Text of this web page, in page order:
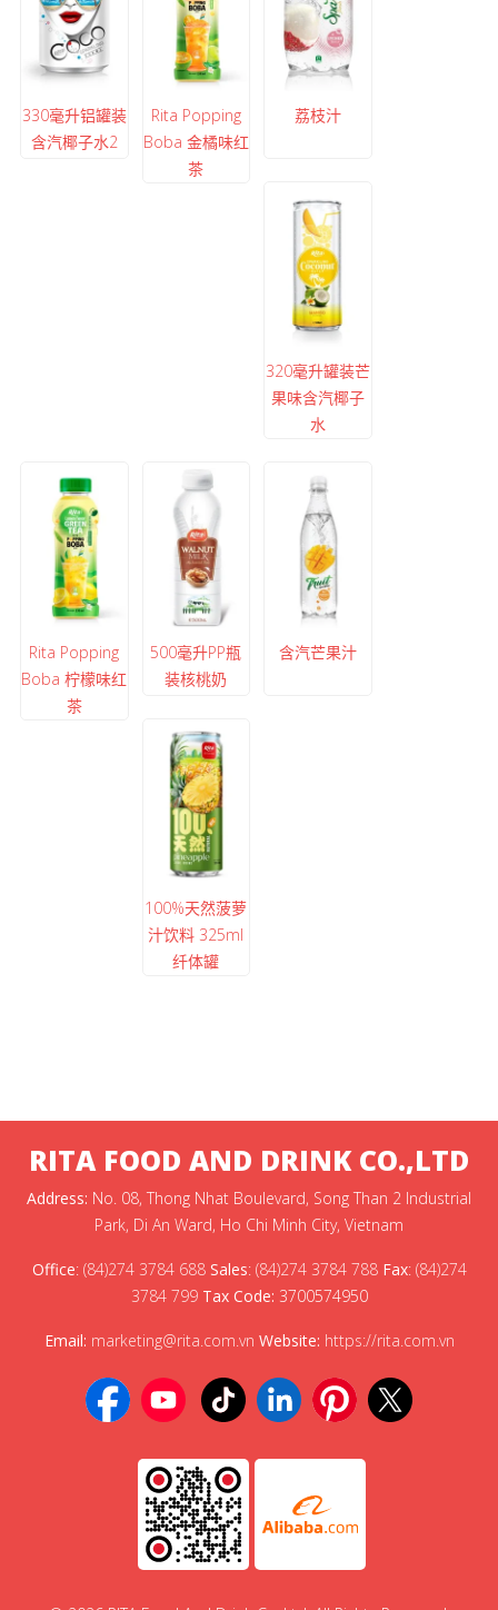
330毫升铝罐装
含汽椰子水2
Rita Popping
Boba 金橘味红
茶
荔枝汁
320毫升罐装芒
果味含汽椰子
水
Rita Popping
Boba 柠檬味红
茶
500毫升PP瓶
装核桃奶
含汽芒果汁
100%天然菠萝
汁饮料 325ml
纤体罐
RITA FOOD AND DRINK CO.,LTD
Address: No. 08, Thong Nhat Boulevard, Song Than 2 Industrial
Park, Di An Ward, Ho Chi Minh City, Vietnam
Office: (84)274 3784 688 Sales: (84)274 3784 788 Fax: (84)274
3784 799 Tax Code: 3700574950
Email: marketing@rita.com.vn Website: https://rita.com.vn